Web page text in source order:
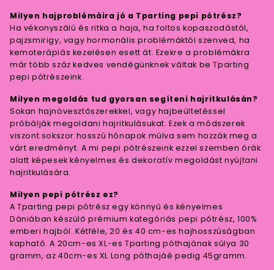
Milyen hajproblémáira jó a Tparting pepi pótrész?
Ha vékonyszálú és ritka a haja, ha foltos kopaszodástól,
pajzsmirigy, vagy hormonális problémáktól szenved, ha
kemoterápiás kezelésen esett át. Ezekre a problémákra
már több száz kedves vendégünknek váltak be Tparting
pepi pótrészeink.
Milyen megoldás tud gyorsan segíteni hajritkulásán?
Sokan hajnövesztőszerekkel, vagy hajbeültetéssel
próbálják megoldani hajritkulásukat. Ezek a módszerek
viszont sokszor hosszú hónapok múlva sem hozzák meg a
várt eredményt. A mi pepi pótrészeink ezzel szemben órák
alatt képesek kényelmes és dekoratív megoldást nyújtani
hajritkulására.
Milyen pepi pótrész ez?
A Tparting pepi pótrész egy könnyű és kényelmes
Dániában készülő prémium kategóriás pepi pótrész, 100%
emberi hajból. Kétféle, 20 és 40 cm-es hajhosszúságban
kapható. A 20cm-es XL-es Tparting póthajának súlya 30
gramm, az 40cm-es XL Long póthajáé pedig 45gramm.